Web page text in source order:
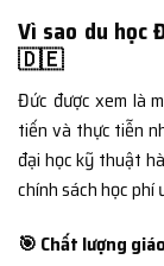
Vì sao du học
🇩🇪
Đức được xem là
tiến và thực tiễn
đại học kỹ thuật
chính sách học phí
🎯 Chất lượng